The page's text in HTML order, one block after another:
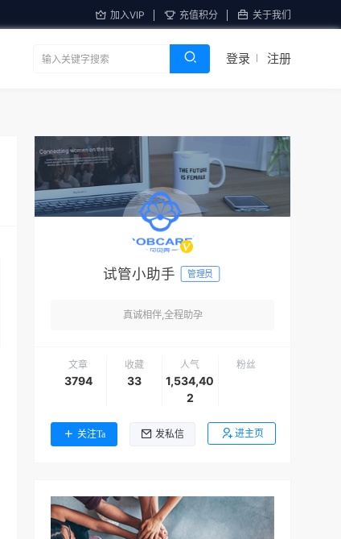
加入VIP 充值积分 关于我们
登录 注册
试管小助手 管理员
真诚相伴,全程助孕
文章
3794
收藏
33
人气
1,534,40
2
粉丝
关注Ta 发私信 进主页